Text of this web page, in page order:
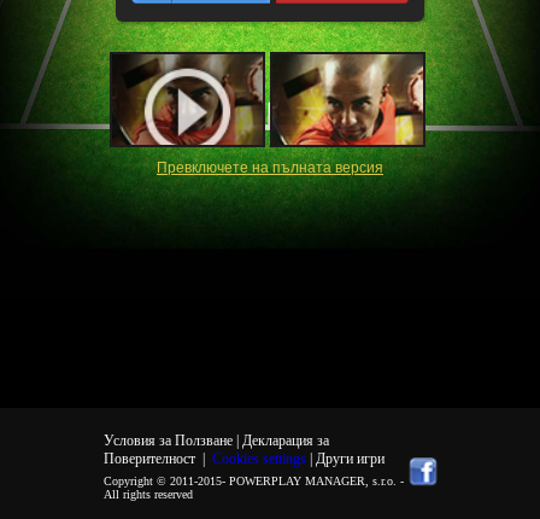
се се
Превключете на пълната версия
Условия за Ползване | Декларация за
Поверителност| Cookies settings | Други игри
Copyright © 2011-2015- POWERPLAY MANAGER, s.r.o. -
All rights reserved